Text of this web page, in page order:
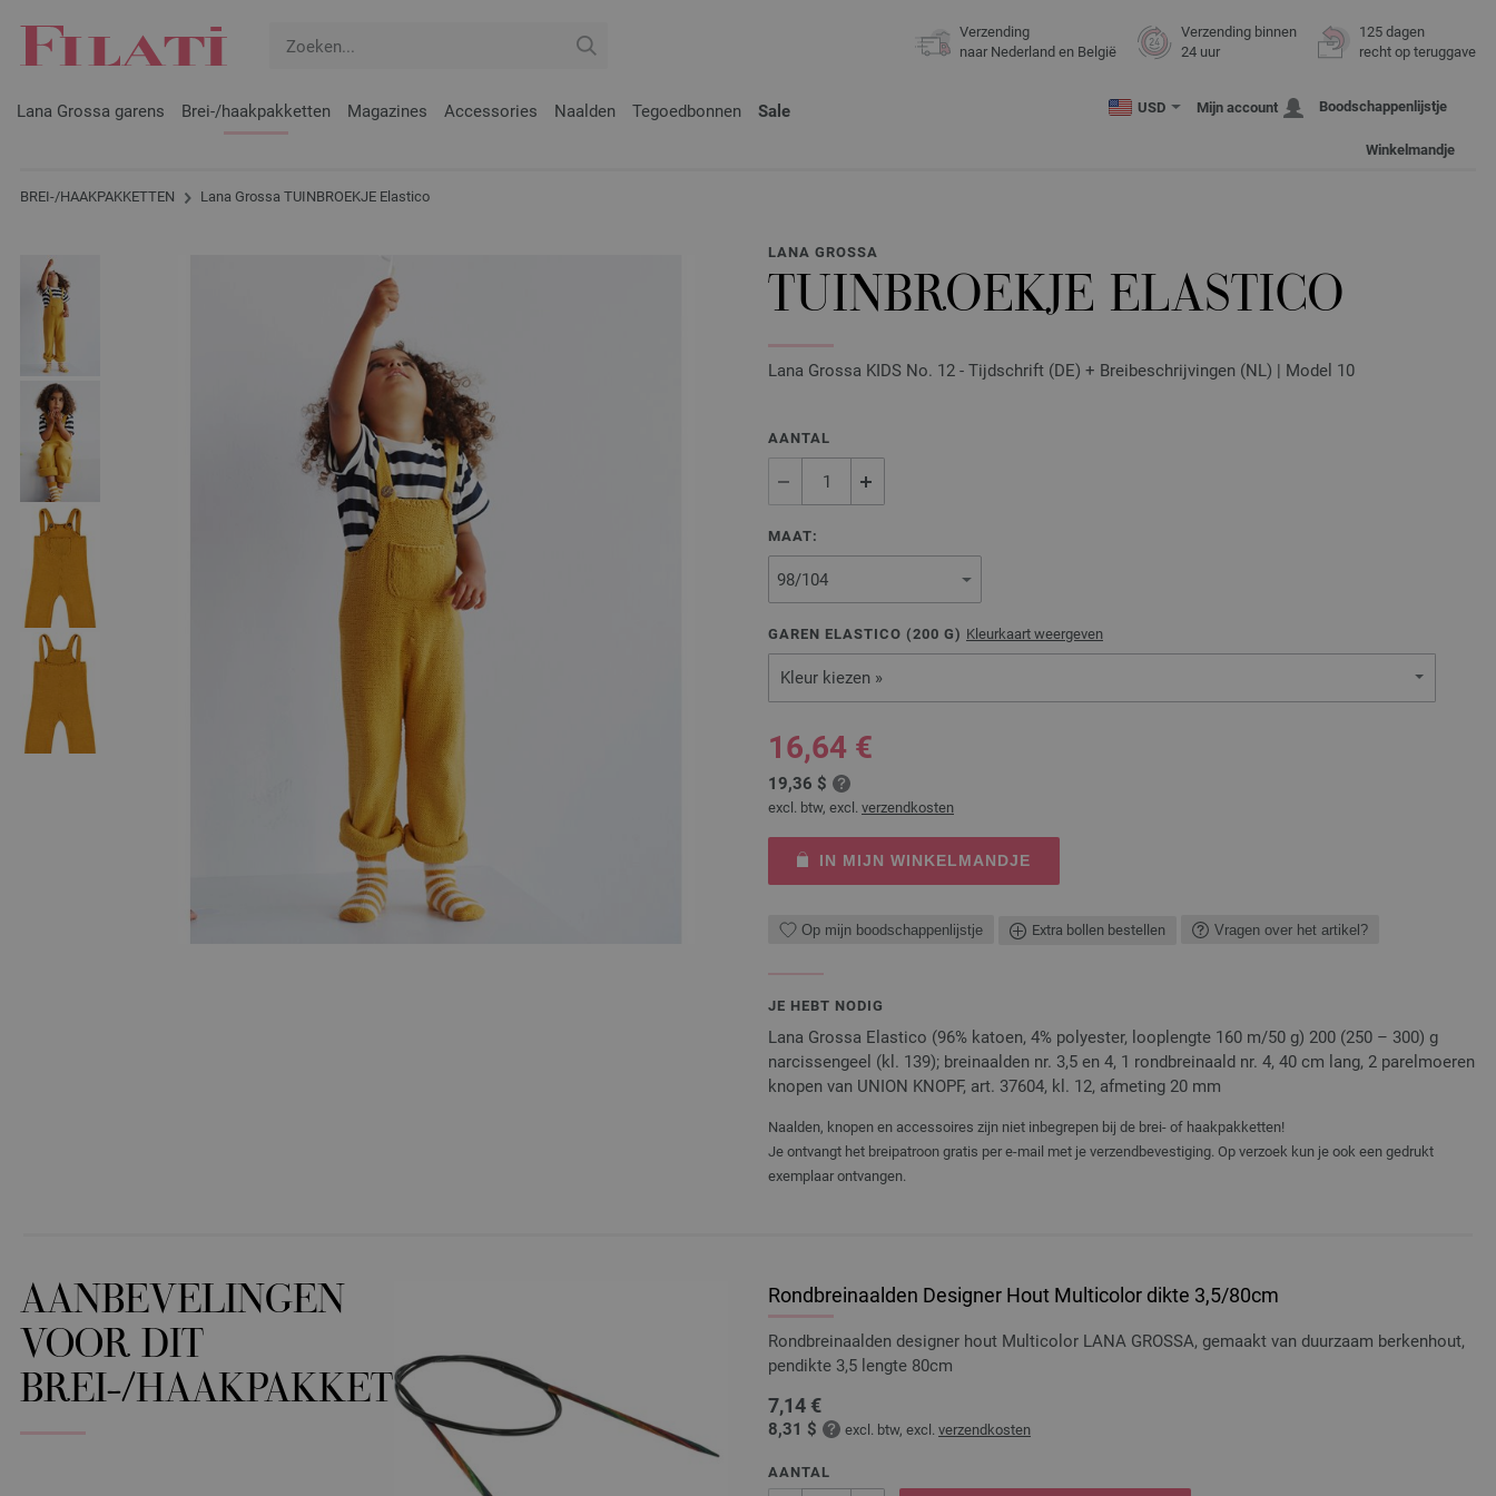
Verzending
naar Nederland en België
Verzending binnen
24 uur
125 dagen
recht op teruggave
Lana Grossa garens Brei-/haakpakketten Magazines Accessories Naalden Tegoedbonnen Sale USD Mijn account Boodschappenlijstje
Winkelmandje
BREI-/HAAKPAKKETTEN Lana Grossa TUINBROEKJE Elastico
LANA GROSSA
TUINBROEKJE ELASTICO
Lana Grossa KIDS No. 12 - Tijdschrift (DE) + Breibeschrijvingen (NL) | Model 10
AANTAL
MAAT:
GAREN ELASTICO (200 G) Kleurkaart weergeven
Kleur kiezen »
16,64 €
19,36 $
excl. btw, excl. verzendkosten
IN MIJN WINKELMANDJE
Op mijn boodschappenlijstje Extra bollen bestellen Vragen over het artikel?
JE HEBT NODIG
Lana Grossa Elastico (96% katoen, 4% polyester, looplengte 160 m/50 g) 200 (250 – 300) g
narcissengeel (kl. 139); breinaalden nr. 3,5 en 4, 1 rondbreinaald nr. 4, 40 cm lang, 2 parelmoeren
knopen van UNION KNOPF, art. 37604, kl. 12, afmeting 20 mm
Naalden, knopen en accessoires zijn niet inbegrepen bij de brei- of haakpakketten!
Je ontvangt het breipatroon gratis per e-mail met je verzendbevestiging. Op verzoek kun je ook een gedrukt
exemplaar ontvangen.
AANBEVELINGEN
VOOR DIT
BREI-/HAAKPAKKET
Rondbreinaalden Designer Hout Multicolor dikte 3,5/80cm
Rondbreinaalden designer hout Multicolor LANA GROSSA, gemaakt van duurzaam berkenhout,
pendikte 3,5 lengte 80cm
7,14 €
8,31 $ excl. btw, excl. verzendkosten
AANTAL